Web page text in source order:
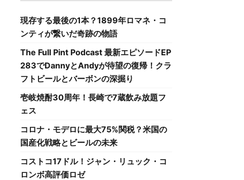
現存する最後の1本？1899年ロマネ・コ
ンティが繋いだ奇跡の物語
The Full Pint Podcast 最新エピソードEP
283でDannyとAndyが待望の復帰！クラ
フトビールとバーボンの深掘り
壱岐焼酎30周年！長崎で7蔵飲み放題フ
ェス
コロナ・モデロに最大75%関税？米国の
国産化戦略とビールの未来
コストコ17ドル！ジャン・リュック・コ
ロンボ高評価ロゼ